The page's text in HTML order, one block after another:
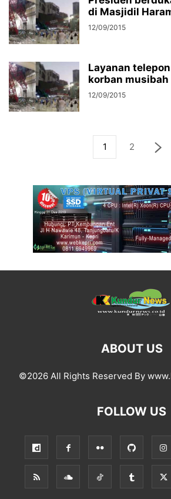
di Masjidil
12/09/2015
Layanan
korban
12/09/2015
1 2
ABOUT US
©2026 All Rights Reserved By
FOLLOW US